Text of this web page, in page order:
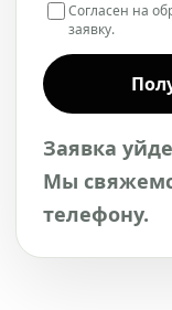
Согласен на
заявку.
Заявка
Мы
телефону.